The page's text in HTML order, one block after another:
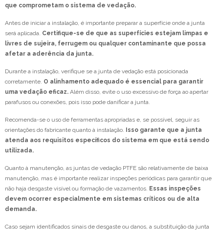
que comprometam o sistema de vedação.
Antes de iniciar a instalação, é importante preparar a superfície onde a junta
será aplicada. Certifique-se de que as superfícies estejam limpas e
livres de sujeira, ferrugem ou qualquer contaminante que possa
afetar a aderência da junta.
Durante a instalação, verifique se a junta de vedação está posicionada
corretamente. O alinhamento adequado é essencial para garantir
uma vedação eficaz. Além disso, evite o uso excessivo de força ao apertar
parafusos ou conexões, pois isso pode danificar a junta.
Recomenda-se o uso de ferramentas apropriadas e, se possível, seguir as
orientações do fabricante quanto à instalação. Isso garante que a junta
atenda aos requisitos específicos do sistema em que está sendo
utilizada.
Quanto à manutenção, as juntas de vedação PTFE são relativamente de baixa
manutenção, mas é importante realizar inspeções periódicas para garantir que
não haja desgaste visível ou formação de vazamentos. Essas inspeções
devem ocorrer especialmente em sistemas críticos ou de alta
demanda.
Caso sejam identificados sinais de desgaste ou danos, a substituição da junta